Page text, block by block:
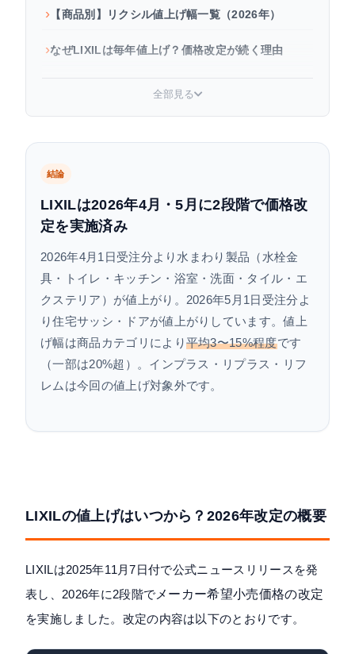
【商品別】リクシル値上げ幅一覧（2026年）
なぜLIXILは毎年値上げ？価格改定が続く理由
リクシル値上げの推移｜2024〜2026年まとめ
全部見る
結論
LIXILは2026年4月・5月に2段階で価格改
定を実施済み
2026年4月1日受注分より水まわり製品（水栓金
具・トイレ・キッチン・浴室・洗面・タイル・エ
クステリア）が値上がり。2026年5月1日受注分よ
り住宅サッシ・ドアが値上がりしています。値上
げ幅は商品カテゴリにより平均3〜15%程度です
（一部は20%超）。インプラス・リプラス・リフ
レムは今回の値上げ対象外です。
LIXILの値上げはいつから？2026年改定の概要
LIXILは2025年11月7日付で公式ニュースリリースを発
表し、2026年に2段階でメーカー希望小売価格の改定
を実施しました。改定の内容は以下のとおりです。